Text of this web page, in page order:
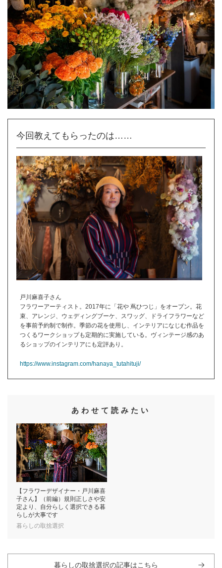
今回教えてもらったのは……
戸川麻喜子さん
フラワーアーティスト。2017年に「花や 蔦ひつじ」をオープン。花
束、アレンジ、ウェディングブーケ、スワッグ、ドライフラワーなど
を事前予約制で制作。季節の花を使用し、インテリアになじむ作品を
つくるワークショップも定期的に実施している。ヴィンテージ感のあ
るショップのインテリアにも定評あり。
https://www.instagram.com/hanaya_tutahituji/
あわせて読みたい
【フラワーデザイナー・戸川麻喜
子さん】（前編）規則正しさや安
定より、自分らしく選択できる暮
らしが大事です
暮らしの取捨選択
暮らしの取捨選択の記事はこちら